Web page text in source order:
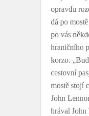
opravdu
dá po
po vás
hraničního
korzo.
cestovní
mostě stojí
John
hrával